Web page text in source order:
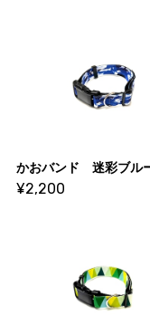
かおバンド 迷彩ブル
¥2,200